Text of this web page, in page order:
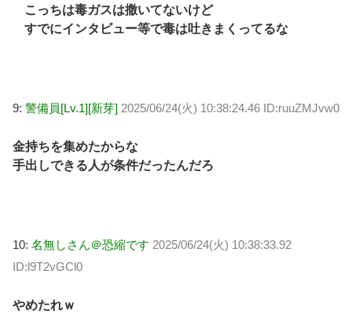
こっちは毒ガスは撒いてないけど
すでにインタビュー等で毒は吐きまくってるな
9: 警備員[Lv.1][新芽] 2025/06/24(火) 10:38:24.46 ID:ruuZMJvw0
金持ちを集めたからな
手出しできる人が条件だったんだろ
10: 名無しさん＠恐縮です 2025/06/24(火) 10:38:33.92
ID:l9T2vGCl0
やめたれｗ